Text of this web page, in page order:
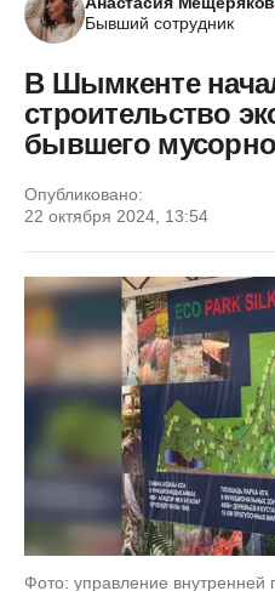
Бывший сотрудник
В Шымкенте
строительство
бывшего
Опубликовано:
22 октября 2024, 13:54
Фото: управление внутренней